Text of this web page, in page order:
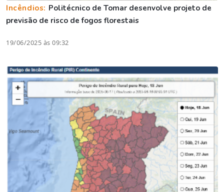
Incêndios: Politécnico de Tomar desenvolve projeto de
previsão de risco de fogos florestais
19/06/2025 às 09:32